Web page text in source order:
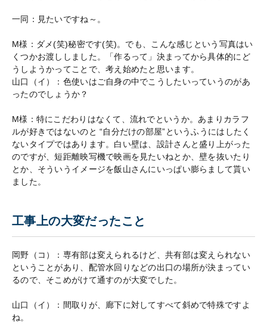
一同：見たいですね～。
M様：ダメ(笑)秘密です(笑)。でも、こんな感じという写真はい
くつかお渡ししました。「作るって」決まってから具体的にど
うしようかってことで、考え始めたと思います。
山口（イ）：色使いはご自身の中でこうしたいっていうのがあ
ったのでしょうか？
M様：特にこだわりはなくて、流れでというか。あまりカラフ
ルが好きではないのと “自分だけの部屋”というふうにはしたく
ないタイプではあります。白い壁は、設計さんと盛り上がった
のですが、短距離映写機で映画を見たいねとか、壁を抜いたり
とか、そういうイメージを飯山さんにいっぱい膨らまして貰い
ました。
工事上の大変だったこと
岡野（コ）：専有部は変えられるけど、共有部は変えられない
ということがあり、配管水回りなどの出口の場所が決まってい
るので、そこめがけて通すのが大変でした。
山口（イ）：間取りが、廊下に対してすべて斜めで特殊ですよ
ね。